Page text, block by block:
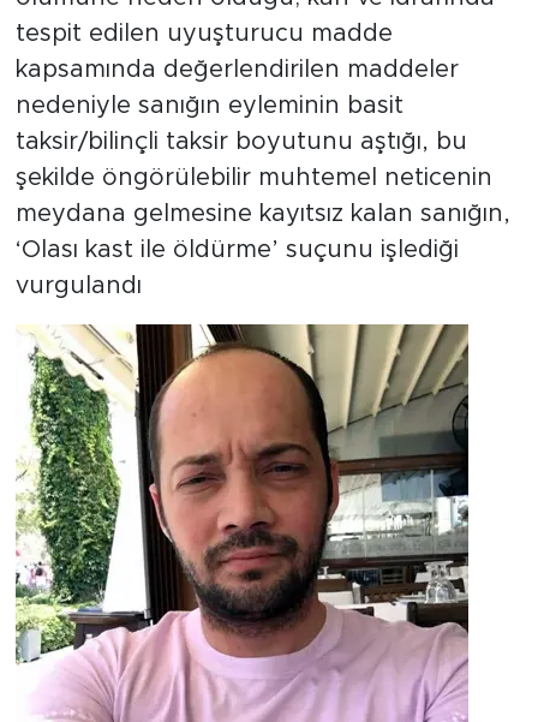
tespit edilen uyuşturucu madde
kapsamında değerlendirilen maddeler
nedeniyle sanığın eyleminin basit
taksir/bilinçli taksir boyutunu aştığı, bu
şekilde öngörülebilir muhtemel neticenin
meydana gelmesine kayıtsız kalan sanığın,
‘Olası kast ile öldürme’ suçunu işlediği
vurgulandı